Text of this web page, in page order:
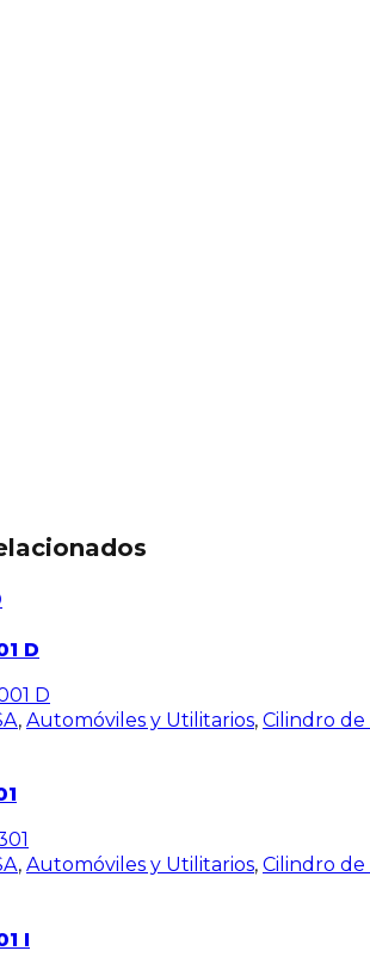
D
, Automóviles y Utilitarios, Cilindro
, Automóviles y Utilitarios, Cilindro
I